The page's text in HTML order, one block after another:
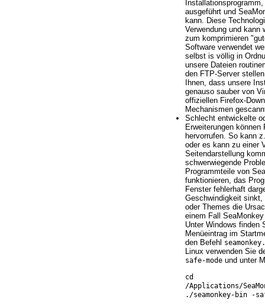
ausgeführt und
kann. Diese
Verwendung und kann
zum komprimieren
Software verwendet
selbst is völlig in
unsere Dateien
den FTP-Server
Ihnen, dass unsere
genauso sauber von
offiziellen Firefox-
Mechanismen
Schlecht entwickelte
Erweiterungen
hervorrufen. So kann
oder es kann zu einer
Seitendarstellung
schwerwiegende
Programmteile von
funktionieren, das
Fenster fehlerhaft
Geschwindigkeit sinkt,
oder Themes die
einem Fall
Unter Windows finden
Menüeintrag im
den Befehl
Linux verwenden Sie
safe-mode und unter
cd
/Applications/
./seamonkey-bin -